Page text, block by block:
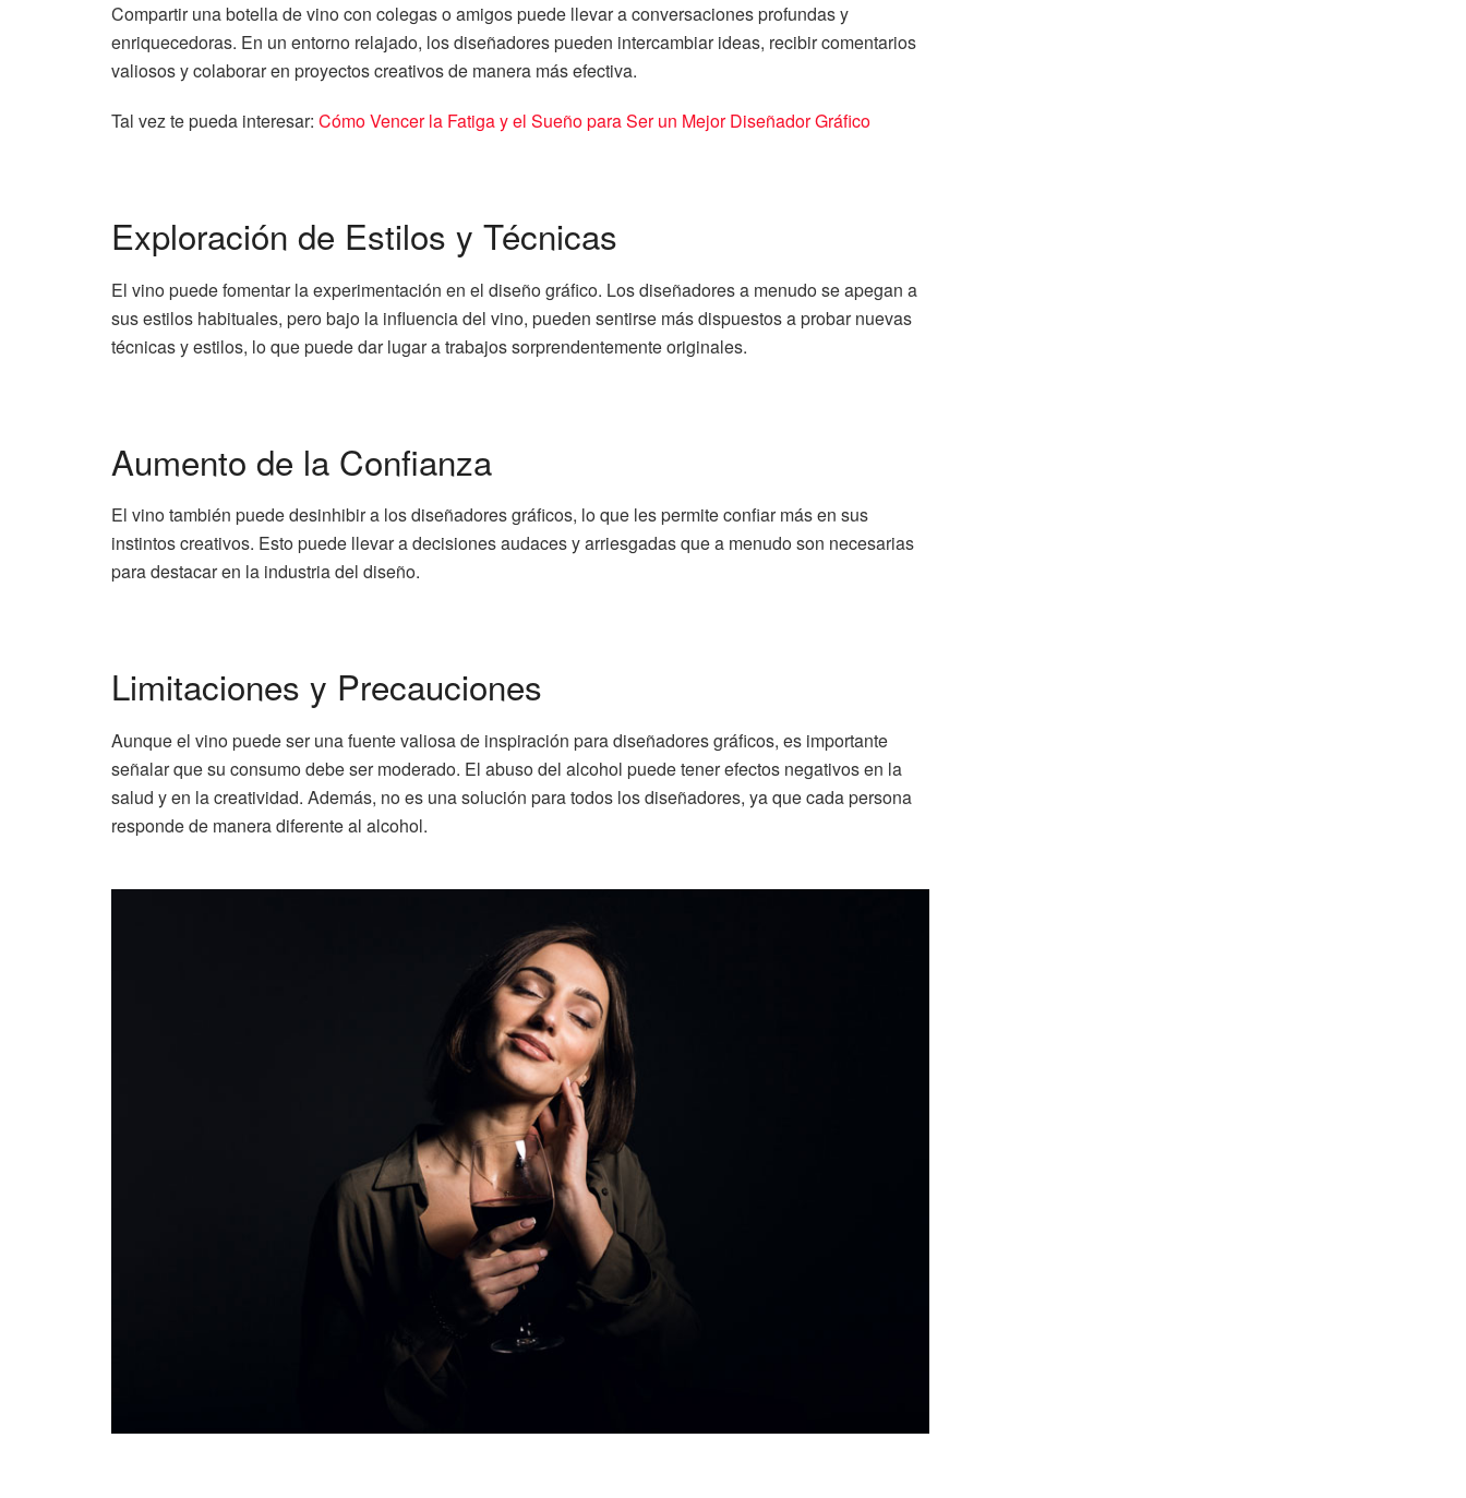
Compartir una botella de vino con colegas o amigos puede llevar a conversaciones profundas y
enriquecedoras. En un entorno relajado, los diseñadores pueden intercambiar ideas, recibir comentarios
valiosos y colaborar en proyectos creativos de manera más efectiva.
Tal vez te pueda interesar: Cómo Vencer la Fatiga y el Sueño para Ser un Mejor Diseñador Gráfico
Exploración de Estilos y Técnicas
El vino puede fomentar la experimentación en el diseño gráfico. Los diseñadores a menudo se apegan a
sus estilos habituales, pero bajo la influencia del vino, pueden sentirse más dispuestos a probar nuevas
técnicas y estilos, lo que puede dar lugar a trabajos sorprendentemente originales.
Aumento de la Confianza
El vino también puede desinhibir a los diseñadores gráficos, lo que les permite confiar más en sus
instintos creativos. Esto puede llevar a decisiones audaces y arriesgadas que a menudo son necesarias
para destacar en la industria del diseño.
Limitaciones y Precauciones
Aunque el vino puede ser una fuente valiosa de inspiración para diseñadores gráficos, es importante
señalar que su consumo debe ser moderado. El abuso del alcohol puede tener efectos negativos en la
salud y en la creatividad. Además, no es una solución para todos los diseñadores, ya que cada persona
responde de manera diferente al alcohol.